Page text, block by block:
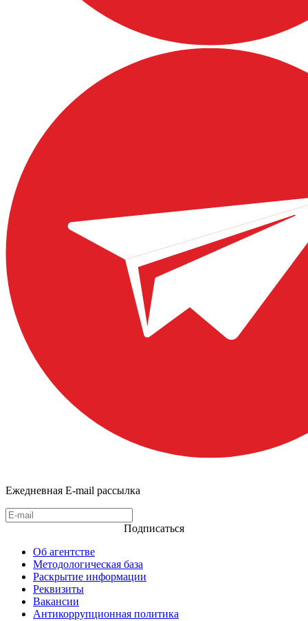
Ежедневная E-mail рассылка
Подписаться
Об агентстве
Методологическая база
Раскрытие информации
Реквизиты
Вакансии
Антикоррупционная политика